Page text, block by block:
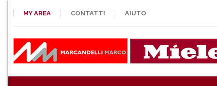
MY AREA CONTATTI AIUTO